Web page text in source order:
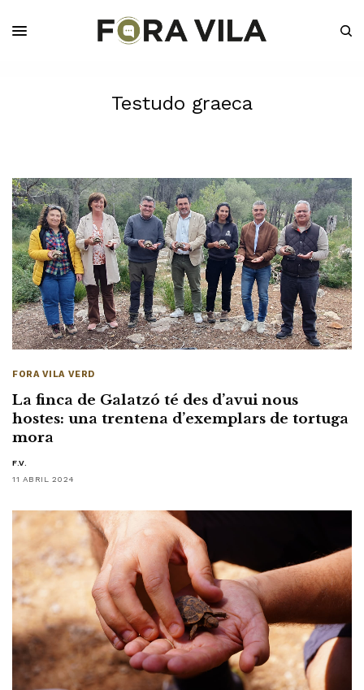
Testudo graeca
FORA VILA VERD
La finca de Galatzó té des d’avui nous
hostes: una trentena d’exemplars de tortuga
mora
F.V.
11 ABRIL 2024